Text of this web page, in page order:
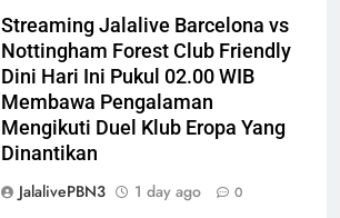
Streaming Jalalive Barcelona vs
Nottingham Forest Club Friendly
Dini Hari Ini Pukul 02.00 WIB
Membawa Pengalaman
Mengikuti Duel Klub Eropa Yang
Dinantikan
JalalivePBN3
1 day ago 0